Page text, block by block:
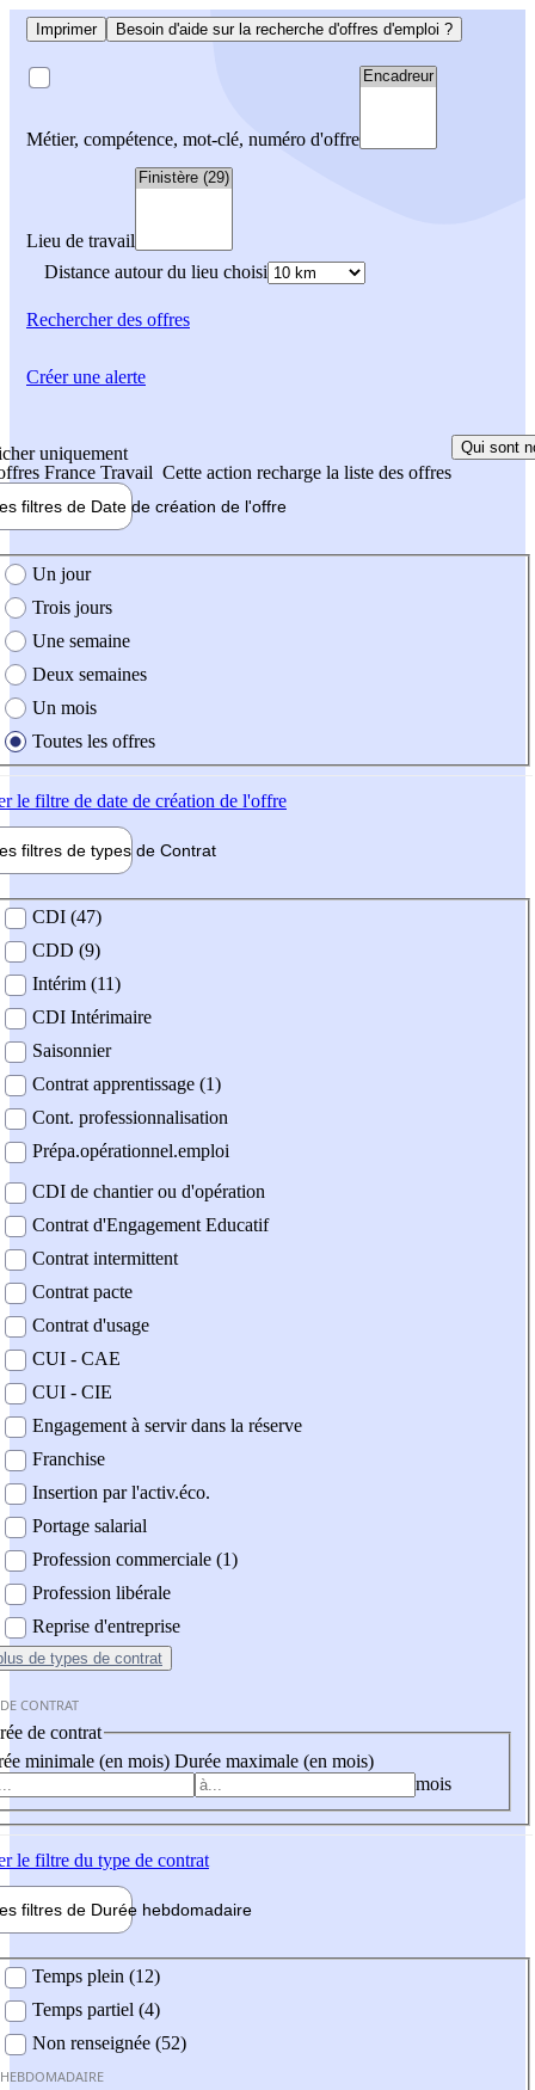
Imprimer Besoin d'aide sur la recherche d'offres d'emploi ?
Métier, compétence, mot-clé, numéro d'offre
Lieu de travail
Distance autour du lieu choisi
Rechercherdes offres
uniquement
France Travail Cette action recharge la liste des offres
Qui sont
filtres de Date de création de l'offre
création de l'offre
Un jour
Trois jours
Une semaine
Deux semaines
Un mois
Toutes les offres
le filtre de date de création de l'offre
filtres de types de Contrat
contrat
CDI (47)
CDD (9)
Intérim (11)
CDI Intérimaire
Saisonnier
Contrat apprentissage (1)
Cont. professionnalisation
Prépa.opérationnel.emploi
CDI de chantier ou d'opération
Contrat d'Engagement Educatif
Contrat intermittent
Contrat pacte
Contrat d'usage
CUI - CAE
CUI - CIE
Engagement à servir dans la réserve
Franchise
Insertion par l'activ.éco.
Portage salarial
Profession commerciale (1)
Profession libérale
Reprise d'entreprise
de types de contrat
CONTRAT
de contrat
minimale (en mois) Durée maximale (en mois)
mois
le filtre du type de contrat
filtres de Durée hebdomadaire
Temps plein (12)
Temps partiel (4)
Non renseignée (52)
Créer une alerte